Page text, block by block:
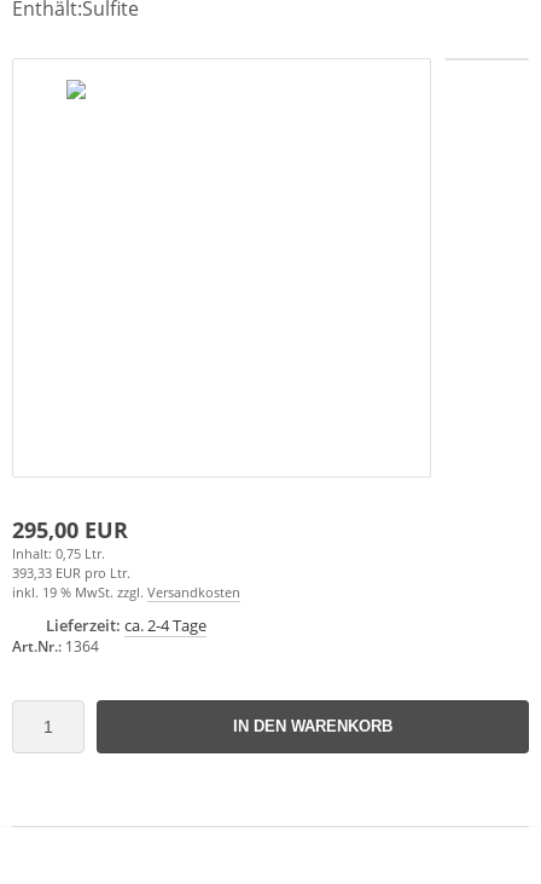
Enthält:Sulfite
295,00 EUR
Inhalt: 0,75 Ltr.
393,33 EUR pro Ltr.
inkl. 19 % MwSt. zzgl. Versandkosten
Lieferzeit: ca. 2-4 Tage
Art.Nr.: 1364
IN DEN WARENKORB